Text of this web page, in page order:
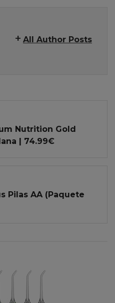
All Author Posts
Nutrition Gold
| 74.99€
Pilas AA (Paquete